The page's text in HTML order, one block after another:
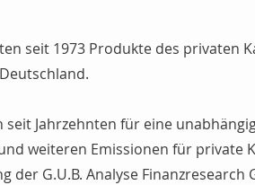
seit 1973 Produkte des privaten
seit Jahrzehnten für eine
weiteren Emissionen für private
der G.U.B. Analyse Finanzresearch